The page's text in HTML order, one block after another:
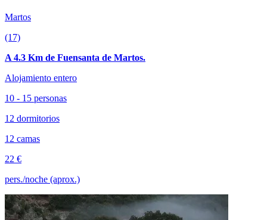
Martos
(17)
A 4.3 Km de Fuensanta de Martos.
Alojamiento entero
10 - 15 personas
12 dormitorios
12 camas
22 €
pers./noche (aprox.)